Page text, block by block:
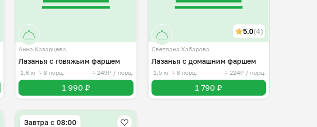
Анна Казарцева
Лазанья с говяжьим фаршем
1,6 кг≈ 8 порц. ≈ 249₽ / порц.
1 990 ₽
5.0(4)
Светлана Хабарова
Лазанья с домашним фаршем
1,5 кг ≈ 8 порц. ≈ 224₽ / порц.
1 790 ₽
Завтра c 08:00